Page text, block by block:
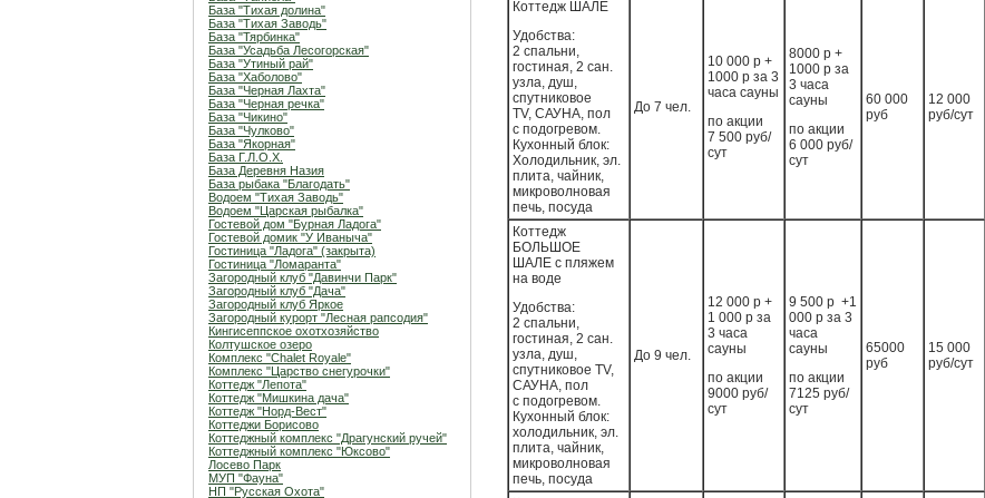
База "Тихая долина"
База "Тихая Заводь"
База "Тярбинка"
База "Усадьба Лесогорская"
База "Утиный рай"
База "Хаболово"
База "Черная Лахта"
База "Черная речка"
База "Чикино"
База "Чулково"
База "Якорная"
База Г.Л.О.Х.
База Деревня Назия
База рыбака "Благодать"
Водоем "Тихая Заводь"
Водоем "Царская рыбалка"
Гостевой дом "Бурная Ладога"
Гостевой домик "У Иваныча"
Гостиница "Ладога" (закрыта)
Гостиница "Ломаранта"
Загородный клуб "Давинчи Парк"
Загородный клуб "Дача"
Загородный клуб Яркое
Загородный курорт "Лесная рапсодия"
Кингисеппское охотхозяйство
Колтушское озеро
Комплекс "Chalet Royale"
Комплекс "Царство снегурочки"
Коттедж "Лепота"
Коттедж "Мишкина дача"
Коттедж "Норд-Вест"
Коттеджи Борисово
Коттеджный комплекс "Драгунский ручей"
Коттеджный комплекс "Юксово"
Лосево Парк
МУП "Фауна"
НП "Русская Охота"
Коттедж ШАЛЕ
Удобства:
2 спальни,
гостиная, 2 сан.
узла, душ,
спутниковое
ТV, САУНА, пол
с подогревом.
Кухонный блок:
Холодильник, эл.
плита, чайник,
микроволновая
печь, посуда
До 7 чел.
10 000 р +
1000 р за 3
часа сауны
по акции
7 500 руб/
сут
8000 р +
1000 р за
3 часа
сауны
по акции
6 000 руб/
сут
60 000
руб
12 000
руб/сут
Коттедж
БОЛЬШОЕ
ШАЛЕ с пляжем
на воде
Удобства:
2 спальни,
гостиная, 2 сан.
узла, душ,
спутниковое ТV,
САУНА, пол
с подогревом.
Кухонный блок:
холодильник, эл.
плита, чайник,
микроволновая
печь, посуда
До 9 чел.
12 000 р +
1 000 р за
3 часа
сауны
по акции
9000 руб/
сут
9 500 р +1
000 р за 3
часа
сауны
по акции
7125 руб/
сут
65000
руб
15 000
руб/сут